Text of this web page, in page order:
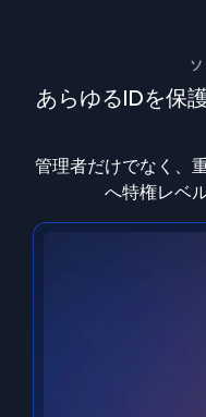
あらゆるIDを保
管理者だけでなく、
へ特権レベ